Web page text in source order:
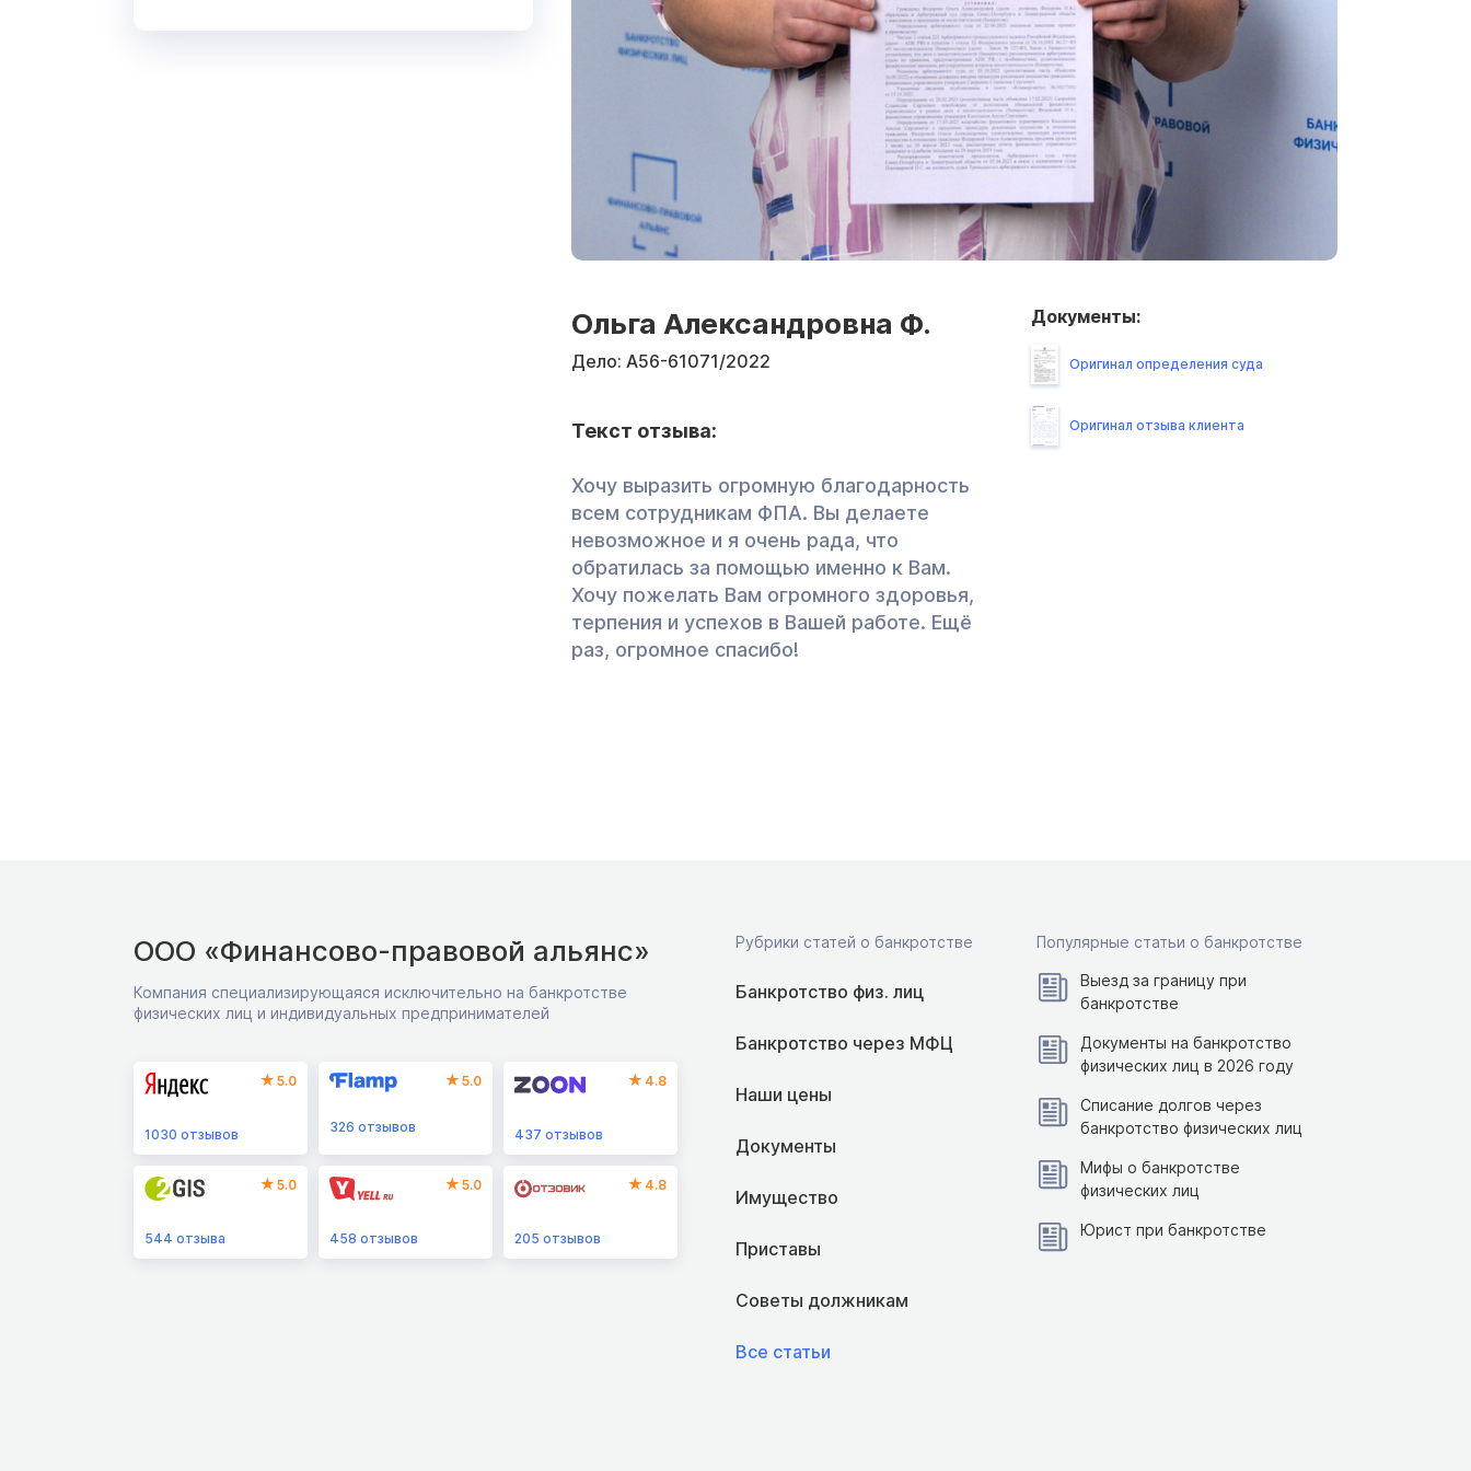
Ольга Александровна Ф.
Дело: А56-61071/2022
Текст отзыва:
Хочу выразить огромную благодарность
всем сотрудникам ФПА. Вы делаете
невозможное и я очень рада, что
обратилась за помощью именно к Вам.
Хочу пожелать Вам огромного здоровья,
терпения и успехов в Вашей работе. Ещё
раз, огромное спасибо!
Документы:
Оригинал определения суда
Оригинал отзыва клиента
ООО «Финансово-правовой альянс»
Компания специализирующаяся исключительно на банкротстве
физических лиц и индивидуальных предпринимателей
5.0
1030 отзывов
5.0
326 отзывов
4.8
437 отзывов
5.0
544 отзыва
5.0
458 отзывов
4.8
205 отзывов
Рубрики статей о банкротстве
Банкротство физ. лиц
Банкротство через МФЦ
Наши цены
Документы
Имущество
Приставы
Советы должникам
Все статьи
Популярные статьи о банкротстве
Выезд за границу при
банкротстве
Документы на банкротство
физических лиц в 2026 году
Списание долгов через
банкротство физических лиц
Мифы о банкротстве
физических лиц
Юрист при банкротстве